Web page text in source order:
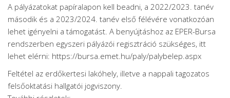
A pályázatokat papíralapon kell beadni, a 2022/2023. tanév
második és a 2023/2024. tanév első félévére vonatkozóan
lehet igényelni a támogatást. A benyújtáshoz az EPER-Bursa
rendszerben egyszeri pályázói regisztráció szükséges, itt
lehet elérni: https://bursa.emet.hu/paly/palybelep.aspx
Feltétel az erdőkertesi lakóhely, illetve a nappali tagozatos
felsőoktatási hallgatói jogviszony.